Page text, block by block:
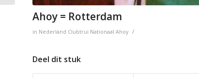
Ahoy = Rotterdam
in Nederland Clubtrui Nationaal Ahoy /
Deel dit stuk